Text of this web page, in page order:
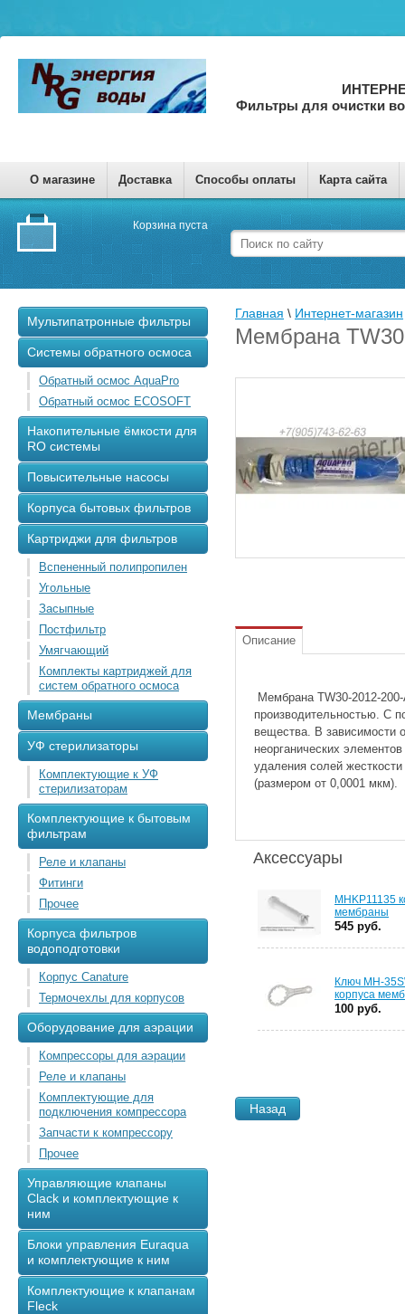
Фильтры для очистки
О магазине Доставка Способы оплаты Карта сайта
Корзина пуста
Мультипатронные фильтры
Системы обратного осмоса
Обратный осмос AquaPro
Обратный осмос ECOSOFT
Накопительные ёмкости для
RO системы
Повысительные насосы
Корпуса бытовых фильтров
Картриджи для фильтров
Вспененный полипропилен
Угольные
Засыпные
Постфильтр
Умягчающий
Комплекты картриджей для
систем обратного осмоса
Мембраны
УФ стерилизаторы
Комплектующие к УФ
стерилизаторам
Комплектующие к бытовым
фильтрам
Реле и клапаны
Фитинги
Прочее
Корпуса фильтров
водоподготовки
Корпус Canature
Термочехлы для корпусов
Оборудование для аэрации
Компрессоры для аэрации
Реле и клапаны
Комплектующие для
подключения компрессора
Запчасти к компрессору
Прочее
Управляющие клапаны
Clack и комплектующие к
ним
Блоки управления Euraqua
и комплектующие к ним
Комплектующие к клапанам
Fleck
Главная \ Интернет-магазин
Мембрана
Описание
Мембрана TW30-2012-
производительностью. С
вещества. В зависимости
неорганических
удаления солей
(размером от 0,0001 мкм).
Аксессуары
MHKP11135
мембраны
545 руб.
Ключ MH-
корпуса
100 руб.
Назад